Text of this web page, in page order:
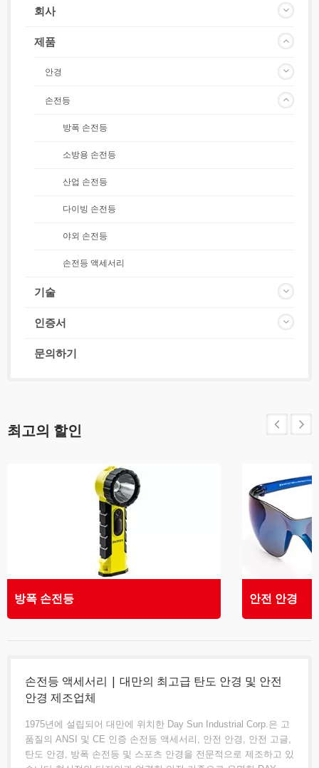
회사
제품
안경
손전등
방폭 손전등
소방용 손전등
산업 손전등
다이빙 손전등
야외 손전등
손전등 액세서리
기술
인증서
문의하기
최고의 할인
방폭 손전등 안전 안경
손전등 액세서리 | 대만의 최고급 탄도 안경 및 안전
안경 제조업체
1975년에 설립되어 대만에 위치한 Day Sun Industrial Corp.은 고
품질의 ANSI 및 CE 인증 손전등 액세서리, 안전 안경, 안전 고글,
탄도 안경, 방폭 손전등 및 스포츠 안경을 전문적으로 제조하고 있